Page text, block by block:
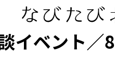
イベント／